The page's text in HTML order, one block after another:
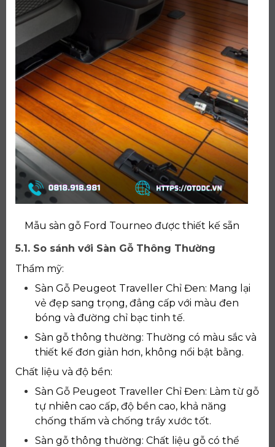
Mẫu sàn gỗ Ford Tourneo được thiết kế sẵn
5.1. So sánh với Sàn Gỗ Thông Thường
Thẩm mỹ:
Sàn Gỗ Peugeot Traveller Chỉ Đen: Mang lại
vẻ đẹp sang trọng, đẳng cấp với màu đen
bóng và đường chỉ bạc tinh tế.
Sàn gỗ thông thường: Thường có màu sắc và
thiết kế đơn giản hơn, không nổi bật bằng.
Chất liệu và độ bền:
Sàn Gỗ Peugeot Traveller Chỉ Đen: Làm từ gỗ
tự nhiên cao cấp, độ bền cao, khả năng
chống thấm và chống trầy xước tốt.
Sàn gỗ thông thường: Chất liệu gỗ có thể